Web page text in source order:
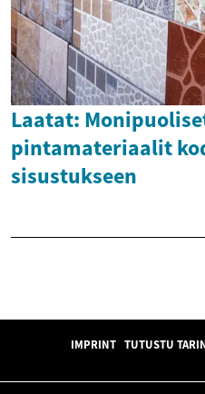
Laatat:
pintamateriaalit
sisustukseen
IMPRINT TUTUSTU